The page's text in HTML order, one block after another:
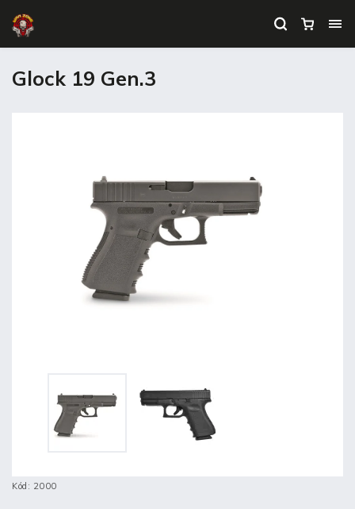
Glock 19 Gen.3
Kód: 2000